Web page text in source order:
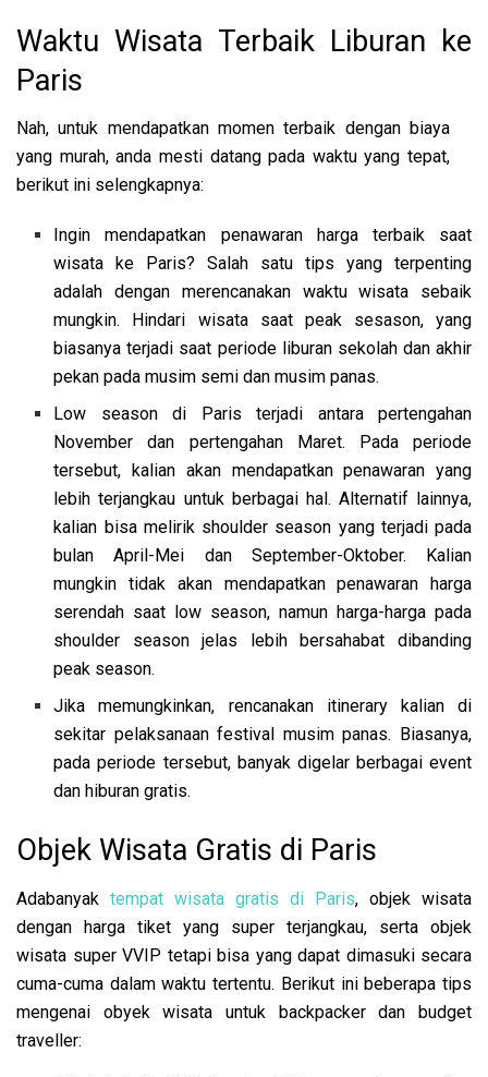
Waktu Wisata Terbaik Liburan ke
Paris
Nah, untuk mendapatkan momen terbaik dengan biaya
yang murah, anda mesti datang pada waktu yang tepat,
berikut ini selengkapnya:
Ingin mendapatkan penawaran harga terbaik saat
wisata ke Paris? Salah satu tips yang terpenting
adalah dengan merencanakan waktu wisata sebaik
mungkin. Hindari wisata saat peak sesason, yang
biasanya terjadi saat periode liburan sekolah dan akhir
pekan pada musim semi dan musim panas.
Low season di Paris terjadi antara pertengahan
November dan pertengahan Maret. Pada periode
tersebut, kalian akan mendapatkan penawaran yang
lebih terjangkau untuk berbagai hal. Alternatif lainnya,
kalian bisa melirik shoulder season yang terjadi pada
bulan April-Mei dan September-Oktober. Kalian
mungkin tidak akan mendapatkan penawaran harga
serendah saat low season, namun harga-harga pada
shoulder season jelas lebih bersahabat dibanding
peak season.
Jika memungkinkan, rencanakan itinerary kalian di
sekitar pelaksanaan festival musim panas. Biasanya,
pada periode tersebut, banyak digelar berbagai event
dan hiburan gratis.
Objek Wisata Gratis di Paris
Adabanyak tempat wisata gratis di Paris, objek wisata
dengan harga tiket yang super terjangkau, serta objek
wisata super VVIP tetapi bisa yang dapat dimasuki secara
cuma-cuma dalam waktu tertentu. Berikut ini beberapa tips
mengenai obyek wisata untuk backpacker dan budget
traveller: